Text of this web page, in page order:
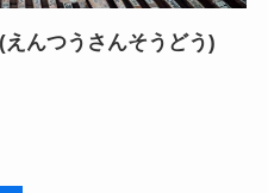
んつうさんそうどう)